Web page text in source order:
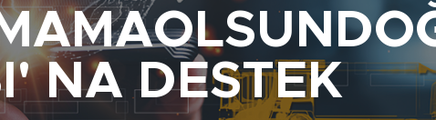
NA DESTEK